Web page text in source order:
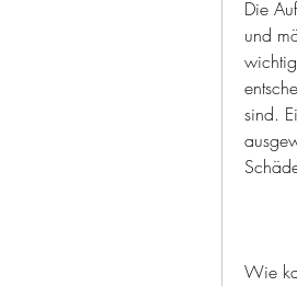
Die
und
sind.
Wie